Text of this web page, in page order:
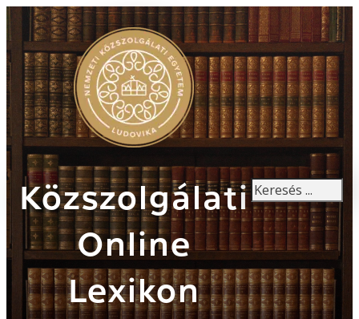
Közszolgálati
Online
Lexikon
Keresés